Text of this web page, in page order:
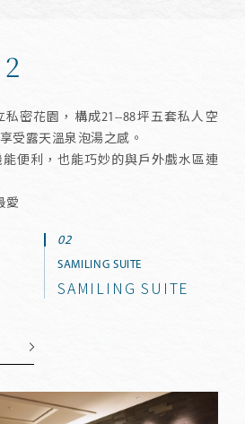
密花園，構成21--88坪五套私人空
受露天溫泉泡湯之感。
便利，也能巧妙的與戶外戲水區連
愛
SAMILING SUITE
SAMILING SUITE